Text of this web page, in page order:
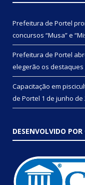
Prefeitura de Portel
concursos “Musa” e
Prefeitura de Portel
elegerão os destaques
Capacitação em
de Portel 1 de junho de
DESENVOLVIDO POR